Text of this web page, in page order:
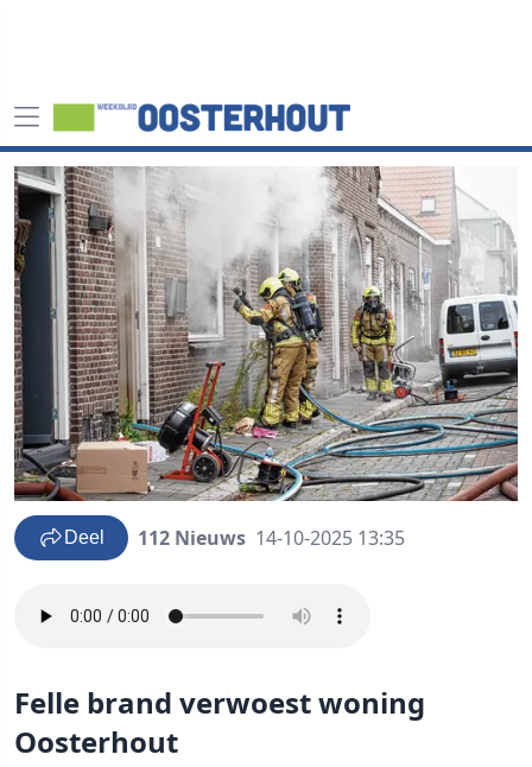
Deel 112 Nieuws 14-10-2025 13:35
Felle brand verwoest woning
Oosterhout